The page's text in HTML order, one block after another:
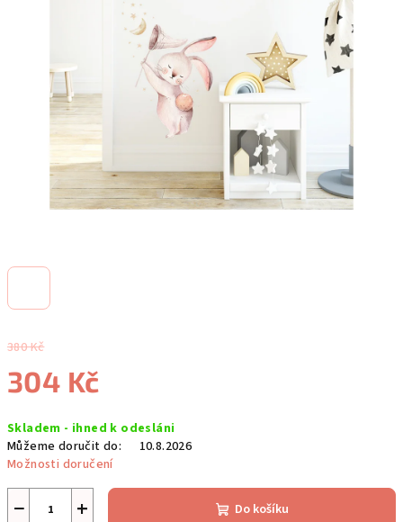
380 Kč
304 Kč
cena:
Skladem - ihned k odesláni
Můžeme doručit do:
10.8.2026
Možnosti doručení
+
− Do košíku